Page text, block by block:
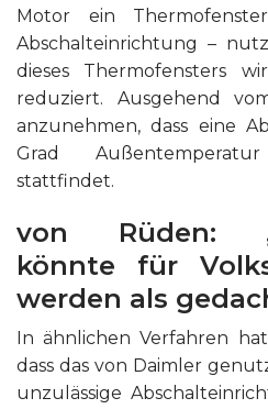
Motor ein
Abschalteinrichtung –
dieses Thermofensters
reduziert. Ausgehend
anzunehmen, dass eine
Grad
stattfindet.
von Rüden:
könnte für
werden als
In ähnlichen Verfahren
dass das von Daimler
unzulässige